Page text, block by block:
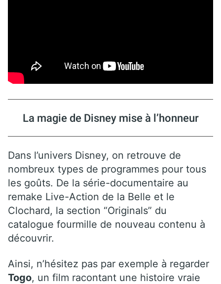
La magie de Disney mise à l’honneur
Dans l’univers Disney, on retrouve de
nombreux types de programmes pour tous
les goûts. De la série-documentaire au
remake Live-Action de la Belle et le
Clochard, la section “Originals” du
catalogue fourmille de nouveau contenu à
découvrir.
Ainsi, n’hésitez pas par exemple à regarder
Togo, un film racontant une histoire vraie